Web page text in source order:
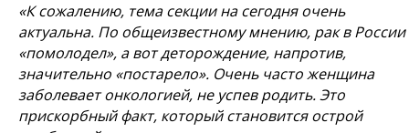
«К сожалению, тема секции на сегодня очень
актуальна. По общеизвестному мнению, рак в России
«помолодел», а вот деторождение, напротив,
значительно «постарело». Очень часто женщина
заболевает онкологией, не успев родить. Это
прискорбный факт, который становится острой